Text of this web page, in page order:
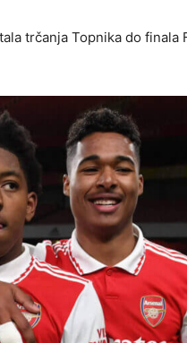
trčanja Topnika do finala